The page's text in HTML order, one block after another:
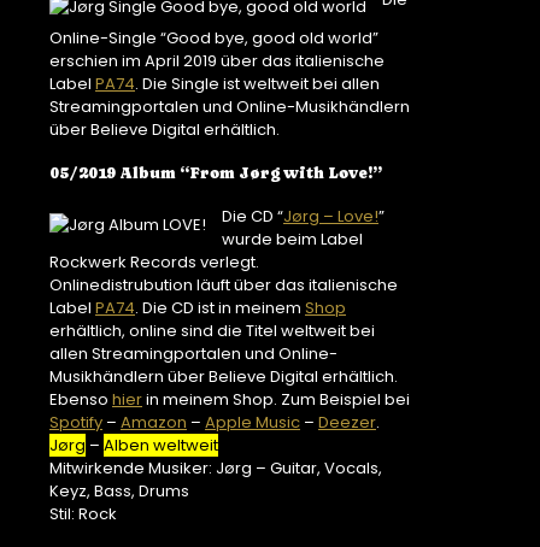
Online-Single “Good bye, good old world”
erschien im April 2019 über das italienische
Label PA74. Die Single ist weltweit bei allen
Streamingportalen und Online-Musikhändlern
über Believe Digital erhältlich.
05/2019 Album “From Jørg with Love!”
Die CD “Jørg – Love!”
wurde beim Label
Rockwerk Records verlegt.
Onlinedistrubution läuft über das italienische
Label PA74. Die CD ist in meinem Shop
erhältlich, online sind die Titel weltweit bei
allen Streamingportalen und Online-
Musikhändlern über Believe Digital erhältlich.
Ebenso hierin meinem Shop. Zum Beispiel bei
Spotify – Amazon – Apple Music – Deezer.
Jørg – Alben weltweit
Mitwirkende Musiker: Jørg – Guitar, Vocals,
Keyz, Bass, Drums
Stil: Rock